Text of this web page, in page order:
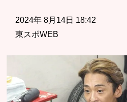
2024年 8月14日 18:42
東スポWEB